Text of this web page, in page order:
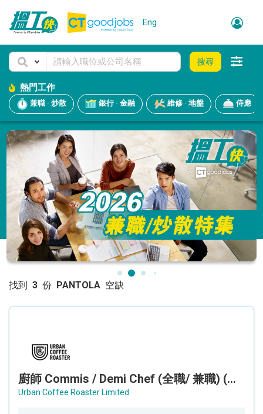
Eng
搜尋
熱門工作
兼職 · 炒散 銀行 · 金融 維修 · 地盤 侍應
找到 3 份 PANTOLA 空缺
廚師 Commis / Demi Chef (全職/ 兼職) (工作地點:中環)
Urban Coffee Roaster Limited